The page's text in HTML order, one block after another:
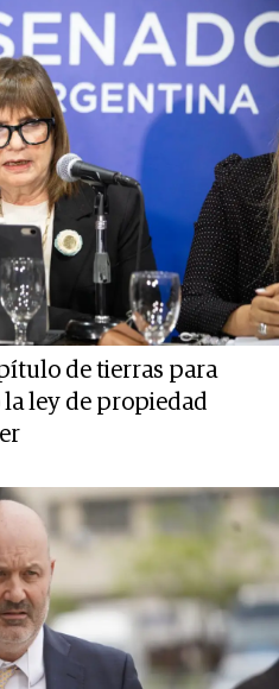
de tierras para
la ley de propiedad